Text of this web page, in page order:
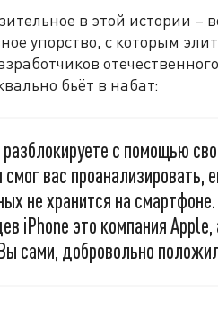
в этой истории –
упорство, с которым
бьёт в набат:
с помощью
вас проанализировать,
не хранится на
iPhone это компания
сами, добровольно